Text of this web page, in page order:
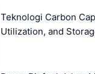
Teknologi Carbon
Utilization, and